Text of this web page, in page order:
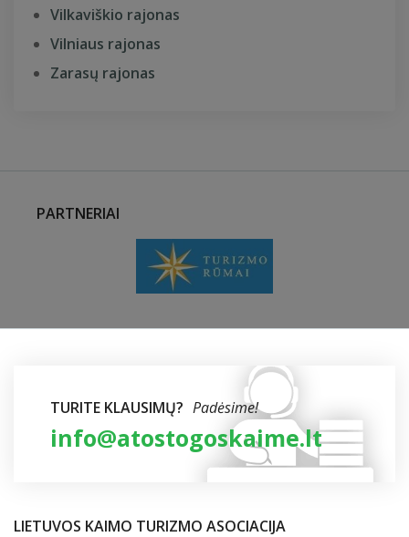
Vilkaviškio rajonas
Vilniaus rajonas
Zarasų rajonas
PARTNERIAI
TURITE KLAUSIMŲ? Padėsime!
info@atostogoskaime.lt
LIETUVOS KAIMO TURIZMO ASOCIACIJA